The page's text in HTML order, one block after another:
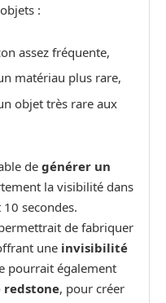
:
assez fréquente,
matériau plus rare,
objet très rare aux
de générer un
la visibilité dans
secondes.
de fabriquer
une invisibilité
pourrait également
redstone, pour créer